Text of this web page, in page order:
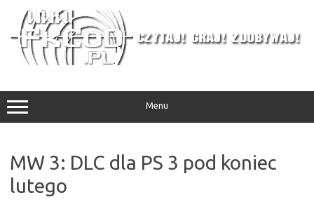
treści
Menu
MW 3: DLC dla PS 3 pod koniec
lutego